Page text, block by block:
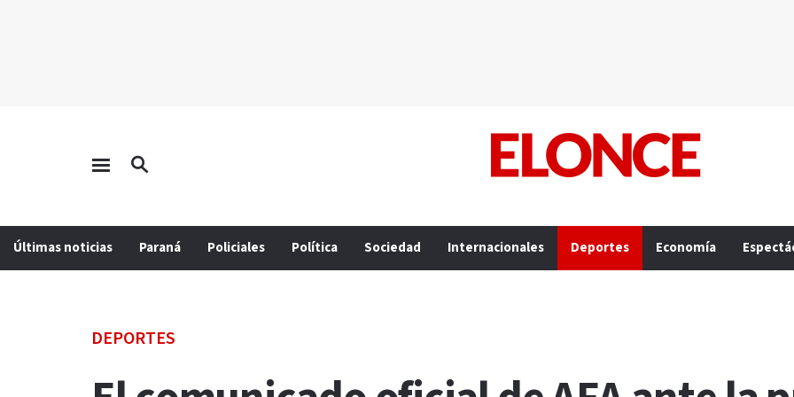
Últimas noticias Paraná Policiales Política Sociedad Internacionales Deportes Economía
DEPORTES